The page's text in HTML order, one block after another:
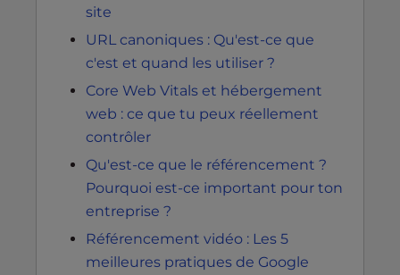
site
URL canoniques : Qu'est-ce que
c'est et quand les utiliser ?
Core Web Vitals et hébergement
web : ce que tu peux réellement
contrôler
Qu'est-ce que le référencement ?
Pourquoi est-ce important pour ton
entreprise ?
Référencement vidéo : Les 5
meilleures pratiques de Google